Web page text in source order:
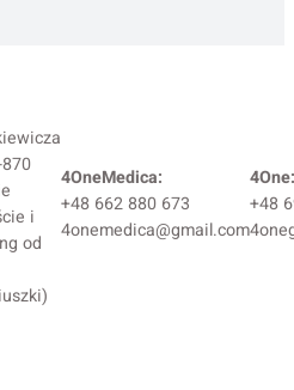
i
od
4OneMedica:
+48 662 880 673
4onemedica@gmail.com
4One:
+48